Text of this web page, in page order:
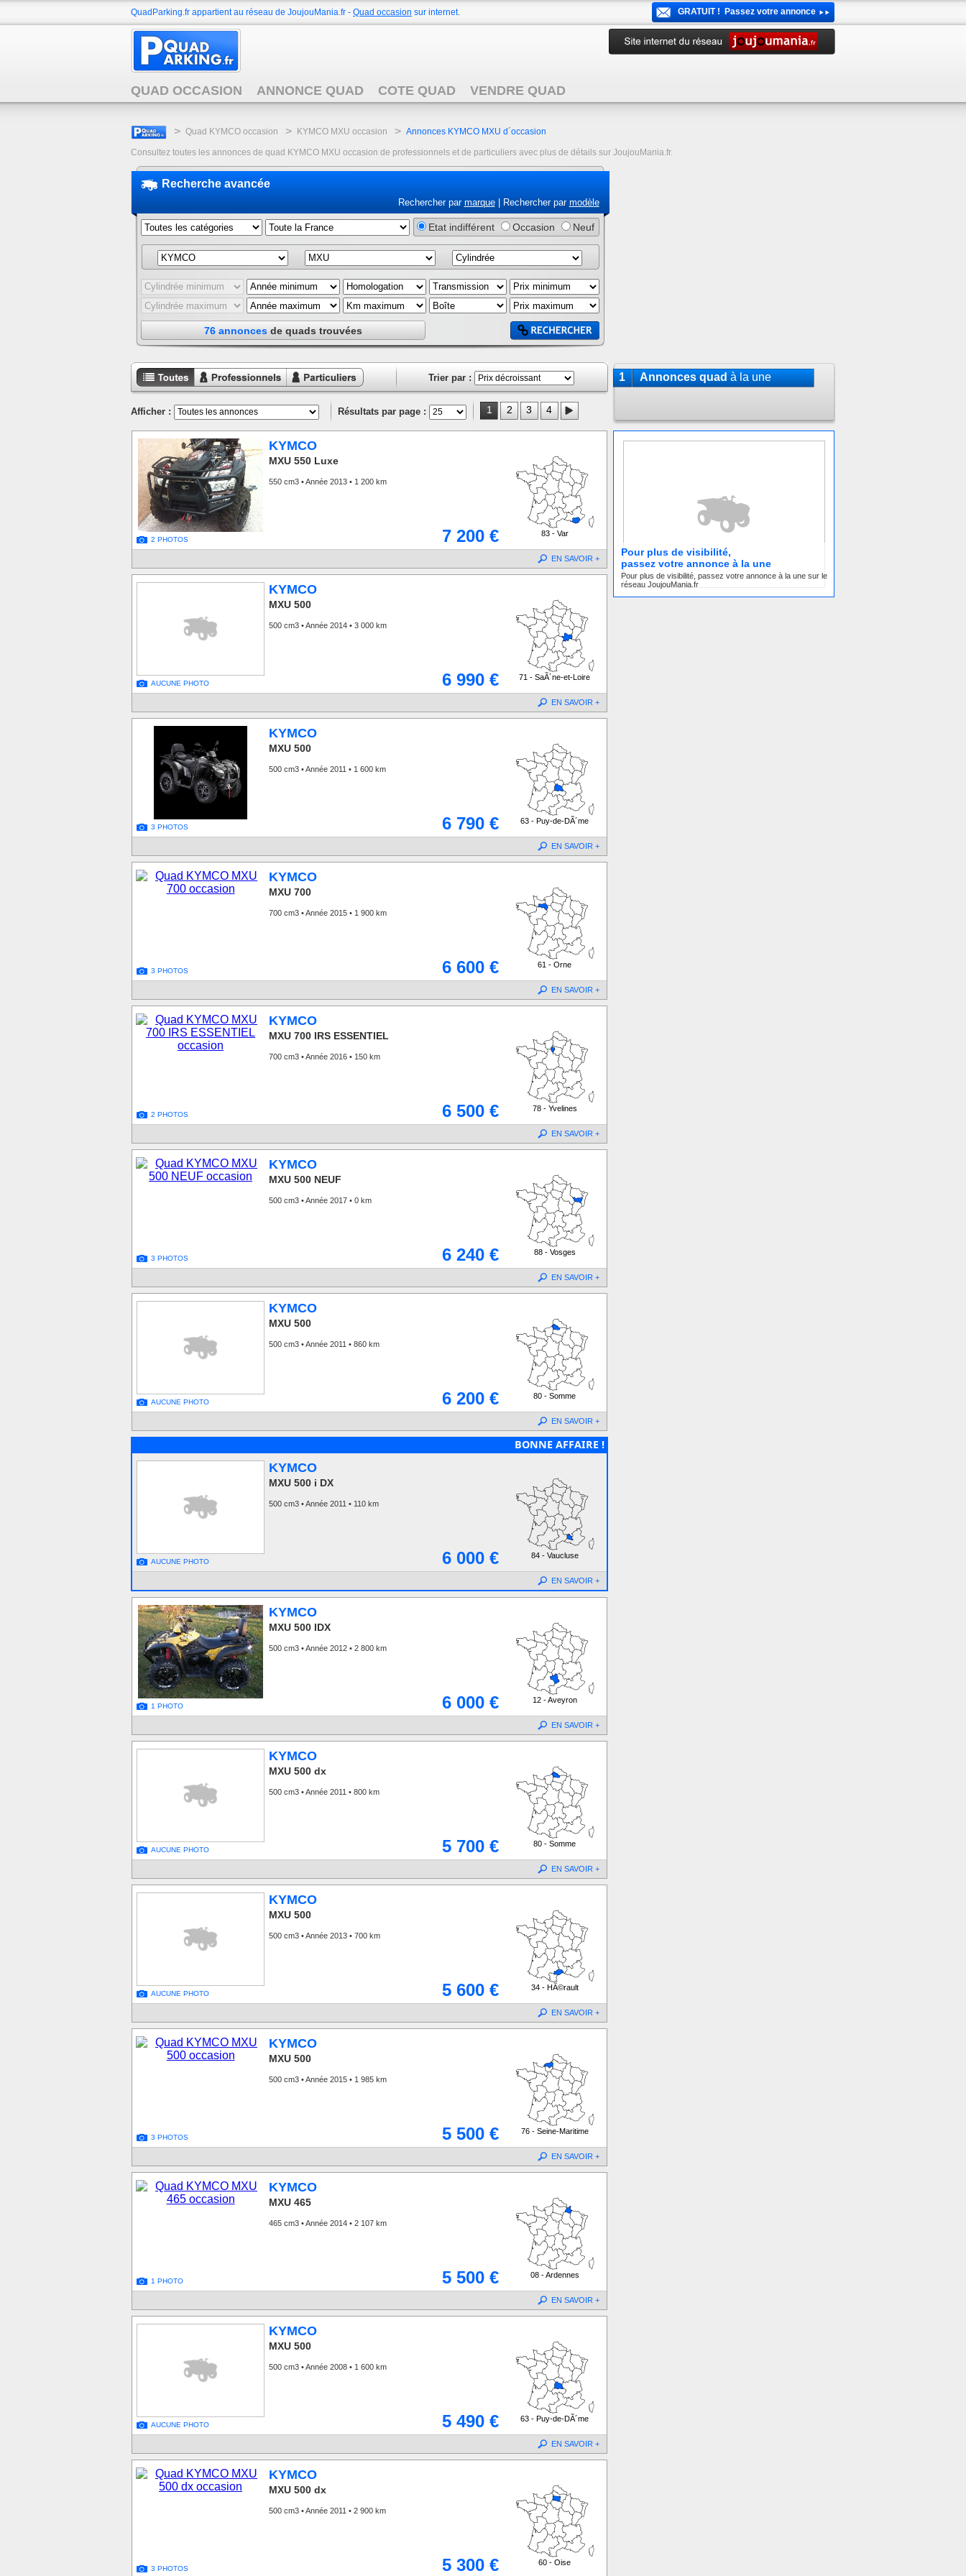
QuadParking.fr appartient au réseau de JoujouMania.fr - Quad occasion sur internet. GRATUIT ! Passez votre annonce
QUAD OCCASION ANNONCE QUAD COTE QUAD VENDRE QUAD
> Quad KYMCO occasion > KYMCO MXU occasion > Annonces KYMCO MXU d´occasion
Consultez toutes les annonces de quad KYMCO MXU occasion de professionnels et de particuliers avec plus de détails sur JoujouMania.fr.
Recherche avancée
Rechercher par marque| Rechercher par modèle
Etat indifférent Occasion Neuf
76 annonces de quads trouvées
Toutes les
annonces
Annonces
professionnels
Annonces
particuliers
Trier par :
Afficher : Résultats par page : 1 2 3 4
2 PHOTOS
KYMCO
MXU 550 Luxe
550 cm3 • Année 2013 • 1 200 km
7 200 € 83 - Var
EN SAVOIR +
AUCUNE PHOTO
KYMCO
MXU 500
500 cm3 • Année 2014 • 3 000 km
6 990 € 71 - SaÃ´ne-et-Loire
EN SAVOIR +
3 PHOTOS
KYMCO
MXU 500
500 cm3 • Année 2011 • 1 600 km
6 790 € 63 - Puy-de-DÃ´me
EN SAVOIR +
3 PHOTOS
KYMCO
MXU 700
700 cm3 • Année 2015 • 1 900 km
6 600 € 61 - Orne
EN SAVOIR +
2 PHOTOS
KYMCO
MXU 700 IRS ESSENTIEL
700 cm3 • Année 2016 • 150 km
6 500 € 78 - Yvelines
EN SAVOIR +
3 PHOTOS
KYMCO
MXU 500 NEUF
500 cm3 • Année 2017 • 0 km
6 240 € 88 - Vosges
EN SAVOIR +
AUCUNE PHOTO
KYMCO
MXU 500
500 cm3 • Année 2011 • 860 km
6 200 € 80 - Somme
EN SAVOIR +
BONNE AFFAIRE !
AUCUNE PHOTO
KYMCO
MXU 500 i DX
500 cm3 • Année 2011 • 110 km
6 000 € 84 - Vaucluse
EN SAVOIR +
1 PHOTO
KYMCO
MXU 500 IDX
500 cm3 • Année 2012 • 2 800 km
6 000 € 12 - Aveyron
EN SAVOIR +
AUCUNE PHOTO
KYMCO
MXU 500 dx
500 cm3 • Année 2011 • 800 km
5 700 € 80 - Somme
EN SAVOIR +
AUCUNE PHOTO
KYMCO
MXU 500
500 cm3 • Année 2013 • 700 km
5 600 € 34 - HÃ©rault
EN SAVOIR +
3 PHOTOS
KYMCO
MXU 500
500 cm3 • Année 2015 • 1 985 km
5 500 € 76 - Seine-Maritime
EN SAVOIR +
1 PHOTO
KYMCO
MXU 465
465 cm3 • Année 2014 • 2 107 km
5 500 € 08 - Ardennes
EN SAVOIR +
AUCUNE PHOTO
KYMCO
MXU 500
500 cm3 • Année 2008 • 1 600 km
5 490 € 63 - Puy-de-DÃ´me
EN SAVOIR +
3 PHOTOS
KYMCO
MXU 500 dx
500 cm3 • Année 2011 • 2 900 km
5 300 € 60 - Oise
1 Annonces quadà la une
Pour plus de visibilité,
passez votre annonce à la une
Pour plus de visibilité, passez votre annonce à la une sur le
réseau JoujouMania.fr